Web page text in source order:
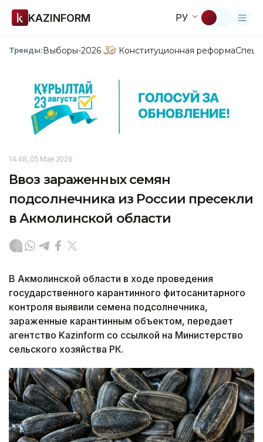
KAZINFORM РУ
Тренды:Выборы-2026 Конституционная реформа
14:48, 05 Мая 2026
Ввоз зараженных семян
подсолнечника из России пресекли
в Акмолинской области
В Акмолинской области в ходе проведения
государственного карантинного фитосанитарного
контроля выявили семена подсолнечника,
зараженные карантинным объектом, передает
агентство Kazinform со ссылкой на Министерство
сельского хозяйства РК.